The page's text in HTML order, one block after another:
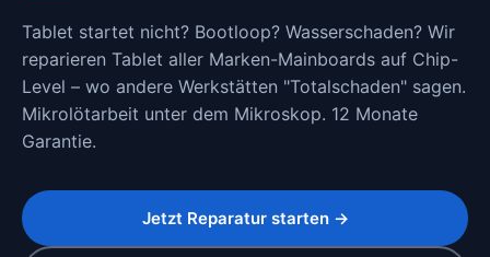
Tablet startet nicht? Bootloop? Wasserschaden? Wir
reparieren Tablet aller Marken-Mainboards auf Chip-
Level – wo andere Werkstätten "Totalschaden" sagen.
Mikrolötarbeit unter dem Mikroskop. 12 Monate
Garantie.
Jetzt Reparatur starten →